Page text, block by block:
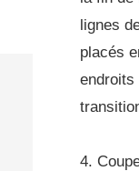
lignes
placés
endroits
4.